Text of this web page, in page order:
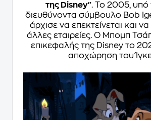
της Disney". Το 2005, υπό
διευθύνοντα σύμβουλο Bob
άρχισε να επεκτείνεται και
άλλες εταιρείες. Ο Μπομπ
επικεφαλής της Disney το
αποχώρηση του